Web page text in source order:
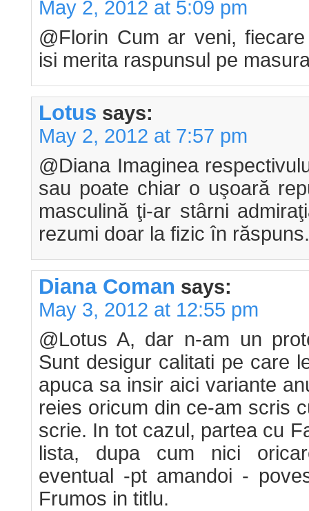
May 2, 2012 at 5:09 pm
@Florin Cum ar veni,
isi merita raspunsul pe
Lotus says:
May 2, 2012 at 7:57 pm
@Diana Imaginea
sau poate chiar o uşoară
masculină ţi-ar stârni
rezumi doar la fizic în
Diana Coman says:
May 3, 2012 at 12:55 pm
@Lotus A, dar n-am un
Sunt desigur calitati pe care
apuca sa insir aici variante
reies oricum din ce-am scris
scrie. In tot cazul, partea cu
lista, dupa cum nici
eventual -pt amandoi -
Frumos in titlu.